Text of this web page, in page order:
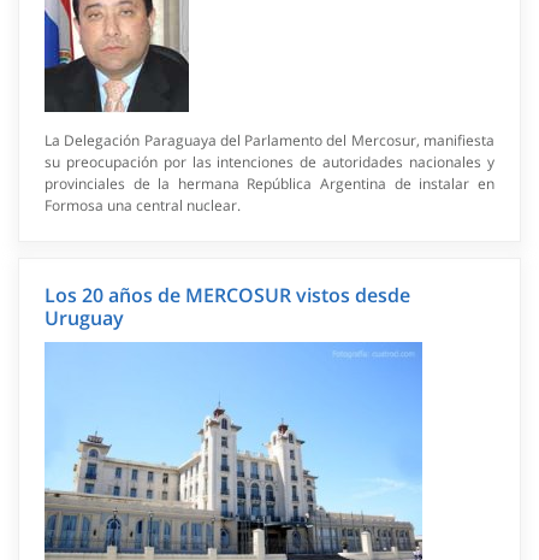
La Delegación Paraguaya del Parlamento del Mercosur, manifiesta
su preocupación por las intenciones de autoridades nacionales y
provinciales de la hermana República Argentina de instalar en
Formosa una central nuclear.
Los 20 años de MERCOSUR vistos desde
Uruguay